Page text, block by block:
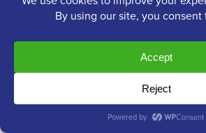
LowFruits zawiera również funkcję
kluczowych, która pomaga grupować
słowa kluczowe razem, co
danym temacie i pomaga Ci uzyskać
wielu terminów przy mniejszej liczbie
Jeśli chcesz darmowych alternatyw,